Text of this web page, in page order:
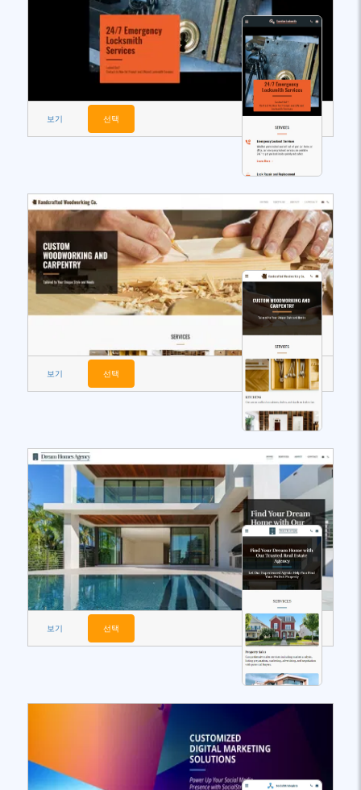
보기 선택
보기 선택
보기 선택